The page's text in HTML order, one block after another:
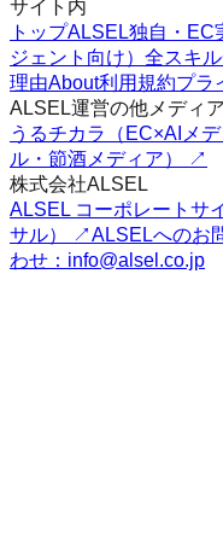
サイト内
トップALSEL独自・EC
ジェント向け） 全スキ
理由About利用規約プラ
ALSEL運営の他メディア
うるチカラ（EC×AIメ
ル・節酒メディア） ↗
株式会社ALSEL
ALSEL コーポレートサ
サル） ↗ALSELへのお
わせ：info@alsel.co.jp